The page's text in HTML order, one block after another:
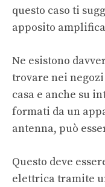
questo caso ti
apposito
Ne esistono
trovare nei
casa e anche su
formati da un
antenna, può
Questo deve
elettrica tramite